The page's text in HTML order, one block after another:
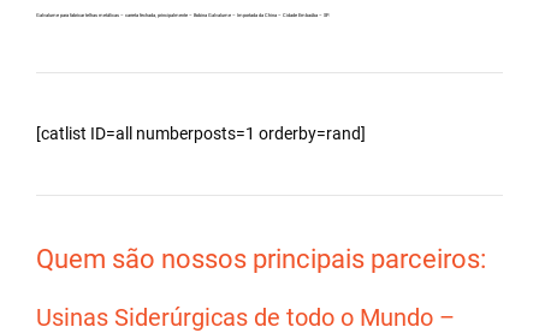
Galvalume para fabricar telhas metálicas – carreta fechada, principalmente – Bobina Galvalume – Importada da China – Cidade Embaúba – SP.
[catlist ID=all numberposts=1 orderby=rand]
Quem são nossos principais parceiros:
Usinas Siderúrgicas de todo o Mundo –